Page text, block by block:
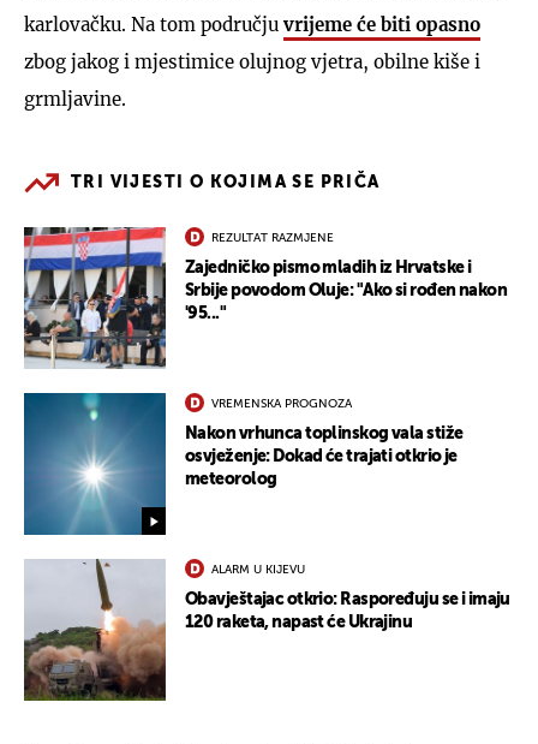
karlovačku. Na tom područjuvrijeme će biti opasno
zbog jakog i mjestimice olujnog vjetra, obilne kiše i
grmljavine.
TRI VIJESTI O KOJIMA SE PRIČA
REZULTAT RAZMJENE
Zajedničko pismo mladih iz Hrvatske i
Srbije povodom Oluje: "Ako si rođen nakon
'95..."
VREMENSKA PROGNOZA
Nakon vrhunca toplinskog vala stiže
osvježenje: Dokad će trajati otkrio je
meteorolog
ALARM U KIJEVU
Obavještajac otkrio: Raspoređuju se i imaju
120 raketa, napast će Ukrajinu